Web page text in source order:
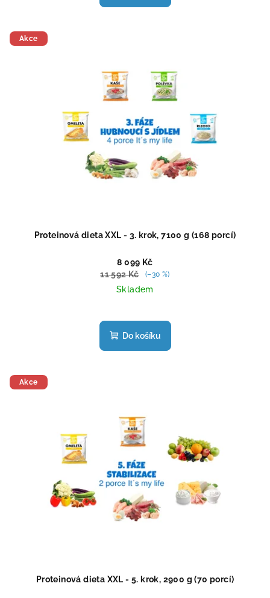
Akce
Proteinová dieta XXL - 3. krok, 7100 g (168 porcí)
8 099 Kč
11 592 Kč
(–30 %)
Skladem
hodnocení
produktu
Do košíku
Akce
Proteinová dieta XXL - 5. krok, 2900 g (70 porcí)